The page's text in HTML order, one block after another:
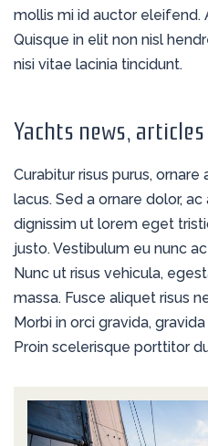
mollis mi id auctor eleifend.
Quisque in elit non nisl
nisi vitae lacinia tincidunt.
Yachts news,
Curabitur risus purus,
lacus. Sed a ornare dolor,
dignissim ut lorem eget
justo. Vestibulum eu nunc
Nunc ut risus vehicula,
massa. Fusce aliquet risus
Morbi in orci gravida,
Proin scelerisque porttitor